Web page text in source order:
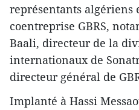
représentants algériens
coentreprise GBRS,
Baali, directeur de la
internationaux de
directeur général de
Implanté à Hassi